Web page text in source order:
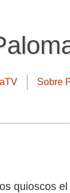
Sobre
quioscos